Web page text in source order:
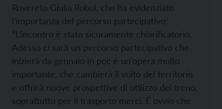
Rovereto Giulia Robol, che ha evidenziato
l’importanza del percorso partecipativo:
“L’incontro è stato sicuramente chiarificatorio.
Adesso ci sarà un percorso partecipativo che
inizierà da gennaio in poi: è un’opera molto
importante, che cambierà il volto del territorio
e offrirà nuove prospettive di utilizzo del treno,
soprattutto per il trasporto merci. È ovvio che